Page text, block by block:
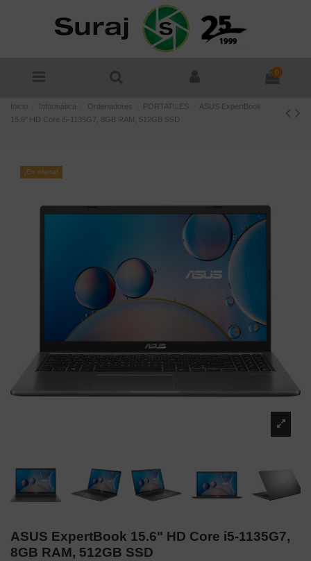
0
Inicio Informática Ordenadores PORTATILES
ASUS ExpertBook
15.6" HD Core i5-1135G7, 8GB RAM, 512GB SSD
¡En oferta!
ASUS ExpertBook 15.6" HD Core i5-1135G7,
8GB RAM, 512GB SSD